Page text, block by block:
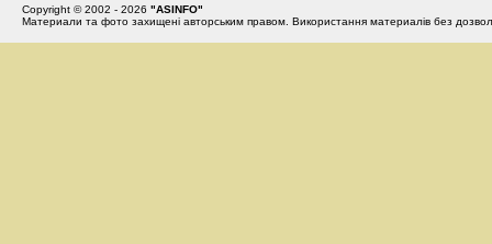
Copyright © 2002 - 2026 "ASINFO"
Материали та фото захищені авторським правом. Використання материалів без